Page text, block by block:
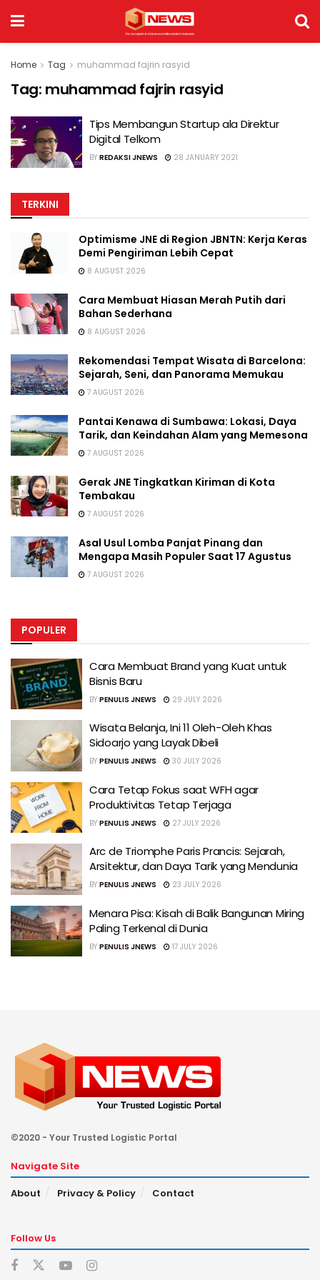
Home Tag muhammad fajrin rasyid
Tag: muhammad fajrin rasyid
Tips Membangun Startup ala Direktur
Digital Telkom
BY REDAKSI JNEWS 28 JANUARY 2021
TERKINI
Optimisme JNE di Region JBNTN: Kerja Keras
Demi Pengiriman Lebih Cepat
8 AUGUST 2026
Cara Membuat Hiasan Merah Putih dari
Bahan Sederhana
8 AUGUST 2026
Rekomendasi Tempat Wisata di Barcelona:
Sejarah, Seni, dan Panorama Memukau
7 AUGUST 2026
Pantai Kenawa di Sumbawa: Lokasi, Daya
Tarik, dan Keindahan Alam yang Memesona
7 AUGUST 2026
Gerak JNE Tingkatkan Kiriman di Kota
Tembakau
7 AUGUST 2026
Asal Usul Lomba Panjat Pinang dan
Mengapa Masih Populer Saat 17 Agustus
7 AUGUST 2026
POPULER
Cara Membuat Brand yang Kuat untuk
Bisnis Baru
BY PENULIS JNEWS 29 JULY 2026
Wisata Belanja, Ini 11 Oleh-Oleh Khas
Sidoarjo yang Layak Dibeli
BY PENULIS JNEWS 30 JULY 2026
Cara Tetap Fokus saat WFH agar
Produktivitas Tetap Terjaga
BY PENULIS JNEWS 27 JULY 2026
Arc de Triomphe Paris Prancis: Sejarah,
Arsitektur, dan Daya Tarik yang Mendunia
BY PENULIS JNEWS 23 JULY 2026
Menara Pisa: Kisah di Balik Bangunan Miring
Paling Terkenal di Dunia
BY PENULIS JNEWS 17 JULY 2026
©2020 - Your Trusted Logistic Portal
Navigate Site
About
Privacy & Policy Contact
Follow Us